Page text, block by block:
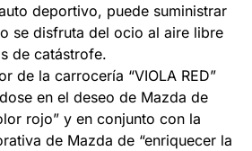
deportivo, puede suministrar
se disfruta del ocio al aire libre
de catástrofe.
de la carrocería “VIOLA RED”
en el deseo de Mazda de
rojo” y en conjunto con la
de Mazda de “enriquecer la